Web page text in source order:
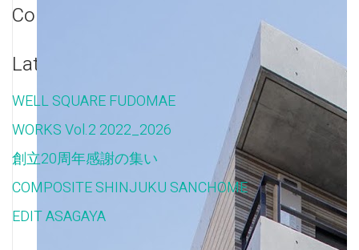
Comments.
Latest Posts.
WELL SQUARE FUDOMAE
WORKS Vol.2 2022_2026
創立20周年感謝の集い
COMPOSITE SHINJUKU SANCHOME
EDIT ASAGAYA